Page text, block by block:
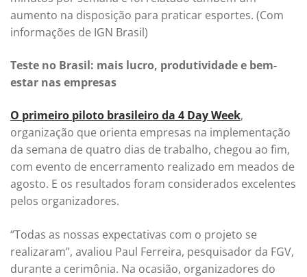
aumento na disposição para praticar esportes. (Com
informações de IGN Brasil)
Teste no Brasil: mais lucro, produtividade e bem-
estar nas empresas
O primeiro piloto brasileiro da 4 Day Week,
organização que orienta empresas na implementação
da semana de quatro dias de trabalho, chegou ao fim,
com evento de encerramento realizado em meados de
agosto. E os resultados foram considerados excelentes
pelos organizadores.
“Todas as nossas expectativas com o projeto se
realizaram”, avaliou Paul Ferreira, pesquisador da FGV,
durante a cerimônia. Na ocasião, organizadores do